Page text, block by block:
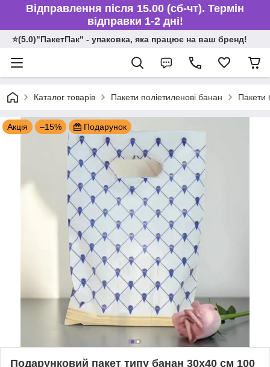
Відправлення після 15.00 (сб-чт). Термін
відправки 1-2 дні!
⭐️(5.0)"ПакетПак" - упаковка, яка працює на ваш бренд!
Каталог товарів Пакети поліетиленові банан Пакети
Акція –15% Подарунок
Подарунковий пакет типу банан 30x40 см 100